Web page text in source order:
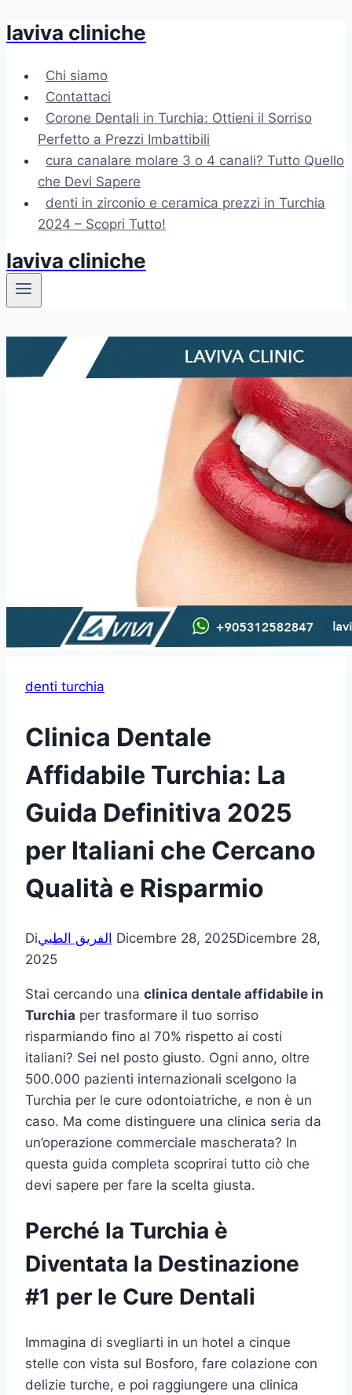
Salta
contenuto
laviva cliniche
Chi siamo
Contattaci
Corone Dentali in Turchia: Ottieni il Sorriso
Perfetto a Prezzi Imbattibili
cura canalare molare 3 o 4 canali? Tutto Quello
che Devi Sapere
denti in zirconio e ceramica prezzi in Turchia
2024 – Scopri Tutto!
laviva cliniche
denti turchia
Clinica Dentale
Affidabile Turchia: La
Guida Definitiva 2025
per Italiani che Cercano
Qualità e Risparmio
Diالفريق الطبي Dicembre 28, 2025Dicembre 28,
2025
Stai cercando una clinica dentale affidabile in
Turchia per trasformare il tuo sorriso
risparmiando fino al 70% rispetto ai costi
italiani? Sei nel posto giusto. Ogni anno, oltre
500.000 pazienti internazionali scelgono la
Turchia per le cure odontoiatriche, e non è un
caso. Ma come distinguere una clinica seria da
un’operazione commerciale mascherata? In
questa guida completa scoprirai tutto ciò che
devi sapere per fare la scelta giusta.
Perché la Turchia è
Diventata la Destinazione
#1 per le Cure Dentali
Immagina di svegliarti in un hotel a cinque
stelle con vista sul Bosforo, fare colazione con
delizie turche, e poi raggiungere una clinica